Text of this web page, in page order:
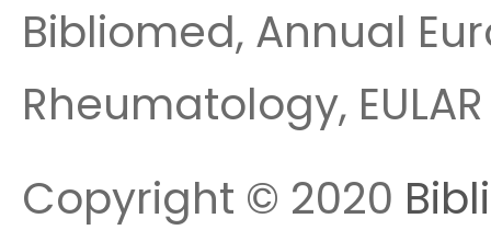
Bibliomed, Annual
Rheumatology,
Copyright © 2020